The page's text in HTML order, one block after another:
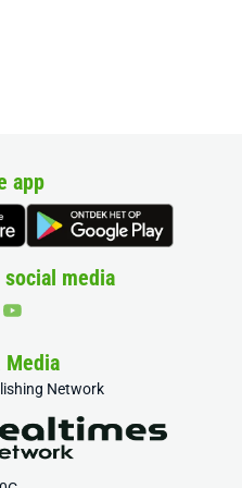
app
media
Media
Network